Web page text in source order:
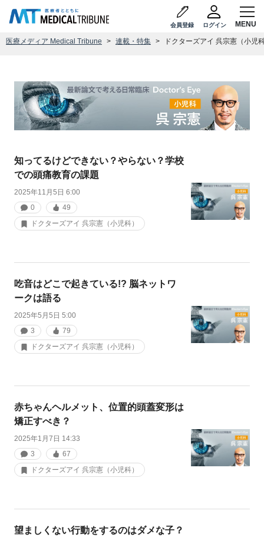
会員登録 ログイン
医療メディア Medical Tribune 連載・特集 ドクターズアイ 呉宗憲（小児
知ってるけどできない？やらない？学校
での頭痛教育の課題
2025年11月5日 6:00
0
49
ドクターズアイ 呉宗憲（小児科）
吃音はどこで起きている!? 脳ネットワ
ークは語る
2025年5月5日 5:00
3
79
ドクターズアイ 呉宗憲（小児科）
赤ちゃんヘルメット、位置的頭蓋変形は
矯正すべき？
2025年1月7日 14:33
3
67
ドクターズアイ 呉宗憲（小児科）
望ましくない行動をするのはダメな子？